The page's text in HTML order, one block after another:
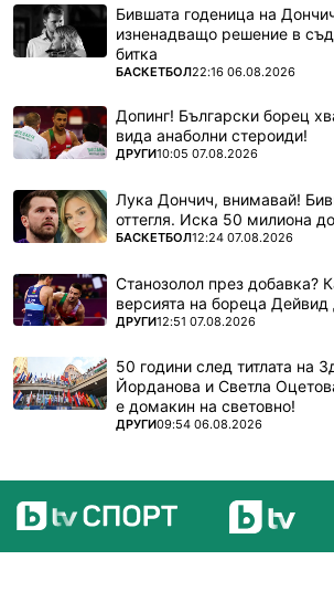
Бившата годеница на
изненадващо решение в
битка
ПОВЕЧЕ ОТ
БАСКЕТБОЛ22:16 06.08.2026
Допинг! Български борец
вида анаболни стероиди!
ПОВЕЧЕ ОТ
ДРУГИ10:05 07.08.2026
Лука Дончич, внимавай!
оттегля. Иска 50 милиона
ПОВЕЧЕ ОТ
БАСКЕТБОЛ12:24 07.08.2026
Станозолол през добавка?
версията на бореца
ПОВЕЧЕ ОТ
ДРУГИ12:51 07.08.2026
50 години след титлата на
Йорданова и Светла
е домакин на световно!
ПОВЕЧЕ ОТ
ДРУГИ09:54 06.08.2026